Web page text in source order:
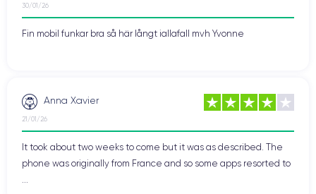
30/01/26
Fin mobil funkar bra så här långt iallafall mvh Yvonne
Anna Xavier
21/01/26
It took about two weeks to come but it was as described. The
phone was originally from France and so some apps resorted to